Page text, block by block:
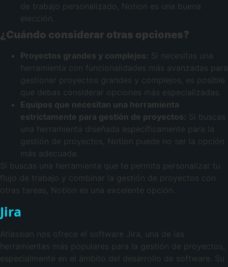
de trabajo personalizado, Notion es una buena
elección.
¿Cuándo considerar otras opciones?
Proyectos grandes y complejos: Si necesitas una
herramienta con funcionalidades más avanzadas para
gestionar proyectos grandes y complejos, es posible
que debas considerar opciones más especializadas.
Equipos que necesitan una herramienta
estrictamente para gestión de proyectos: Si buscas
una herramienta diseñada específicamente para la
gestión de proyectos, Notion puede no ser la opción
más adecuada.
Si buscas una herramienta que te permita personalizar tu
flujo de trabajo y combinar la gestión de proyectos con
otras tareas, Notion es una excelente opción.
Jira
Atlassian nos ofrece el software Jira, una de las
herramientas más populares para la gestión de proyectos,
especialmente en el ámbito del desarrollo de software. Su